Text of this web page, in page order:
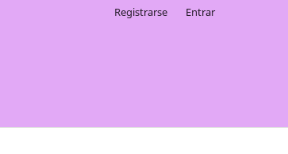
Registrarse Entrar